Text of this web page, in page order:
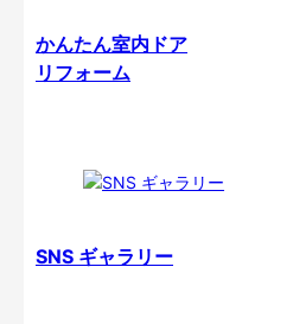
かんたん室内ドア
リフォーム
SNS ギャラリー